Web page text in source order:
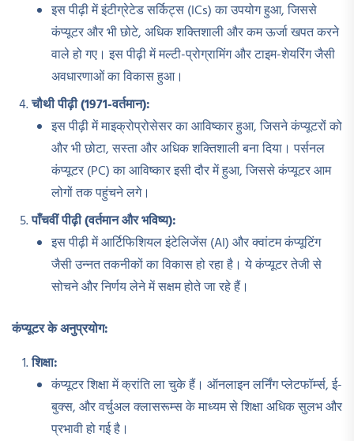
इस पीढ़ी में इंटीग्रेटेड सर्किट्स (ICs) का उपयोग हुआ, जिससे
कंप्यूटर और भी छोटे, अधिक शक्तिशाली और कम ऊर्जा खपत करने
वाले हो गए। इस पीढ़ी में मल्टी-प्रोग्रामिंग और टाइम-शेयरिंग जैसी
अवधारणाओं का विकास हुआ।
चौथी पीढ़ी (1971-वर्तमान):
इस पीढ़ी में माइक्रोप्रोसेसर का आविष्कार हुआ, जिसने कंप्यूटरों को
और भी छोटा, सस्ता और अधिक शक्तिशाली बना दिया। पर्सनल
कंप्यूटर (PC) का आविष्कार इसी दौर में हुआ, जिससे कंप्यूटर आम
लोगों तक पहुंचने लगे।
पाँचवीं पीढ़ी (वर्तमान और भविष्य):
इस पीढ़ी में आर्टिफिशियल इंटेलिजेंस (AI) और क्वांटम कंप्यूटिंग
जैसी उन्नत तकनीकों का विकास हो रहा है। ये कंप्यूटर तेजी से
सोचने और निर्णय लेने में सक्षम होते जा रहे हैं।
कंप्यूटर के अनुप्रयोग:
शिक्षा:
कंप्यूटर शिक्षा में क्रांति ला चुके हैं। ऑनलाइन लर्निंग प्लेटफॉर्म्स, ई-
बुक्स, और वर्चुअल क्लासरूम्स के माध्यम से शिक्षा अधिक सुलभ और
प्रभावी हो गई है।